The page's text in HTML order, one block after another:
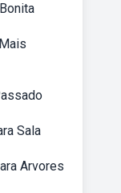
Sala
Arvores